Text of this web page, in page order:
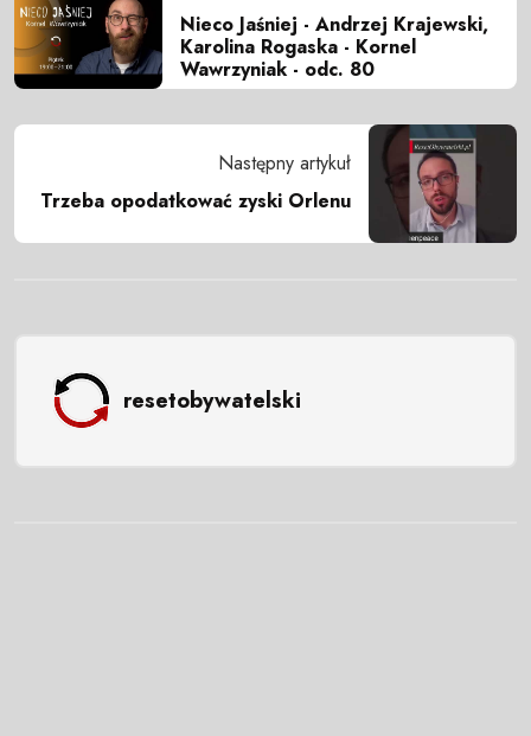
Nieco Jaśniej - Andrzej Krajewski,
Karolina Rogaska - Kornel
Wawrzyniak - odc. 80
Następny artykuł
Trzeba opodatkować zyski Orlenu
resetobywatelski